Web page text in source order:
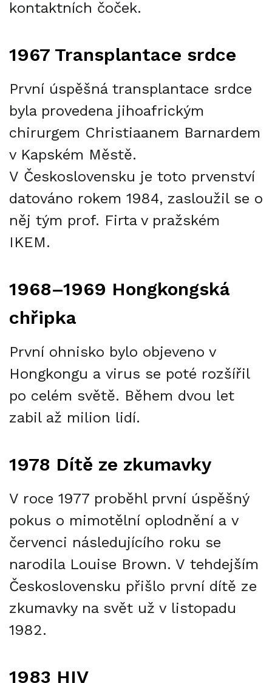
kontaktních čoček.
1967 Transplantace srdce
První úspěšná transplantace srdce
byla provedena jihoafrickým
chirurgem Christiaanem Barnardem
v Kapském Městě.
V Československu je toto prvenství
datováno rokem 1984, zasloužil se o
něj tým prof. Firta v pražském
IKEM.
1968–1969 Hongkongská
chřipka
První ohnisko bylo objeveno v
Hongkongu a virus se poté rozšířil
po celém světě. Během dvou let
zabil až milion lidí.
1978 Dítě ze zkumavky
V roce 1977 proběhl první úspěšný
pokus o mimotělní oplodnění a v
červenci následujícího roku se
narodila Louise Brown. V tehdejším
Československu přišlo první dítě ze
zkumavky na svět už v listopadu
1982.
1983 HIV